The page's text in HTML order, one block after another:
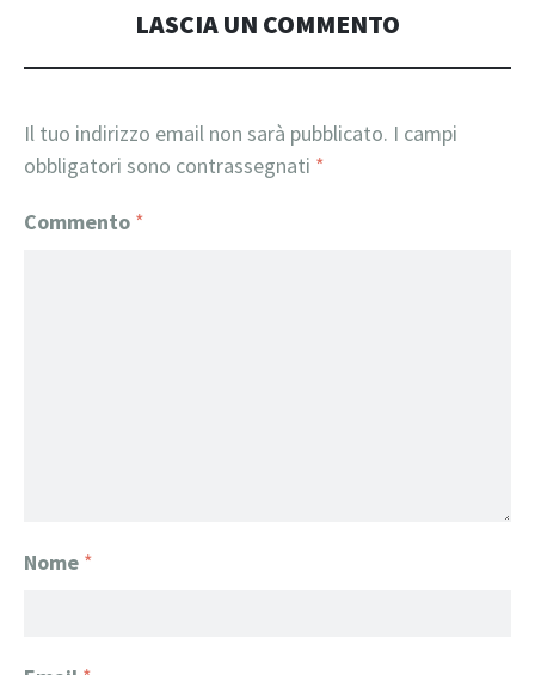
LASCIA UN COMMENTO
Il tuo indirizzo email non sarà pubblicato. I campi
obbligatori sono contrassegnati *
Commento *
Nome *